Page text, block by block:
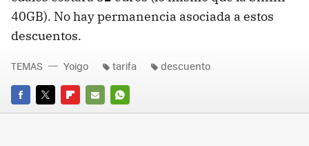
40GB). No hay permanencia asociada a estos
descuentos.
FACEBOOK
TWITTERFLIPBOARD
E-
WHATSAPP
TEMAS Yoigo tarifa descuento